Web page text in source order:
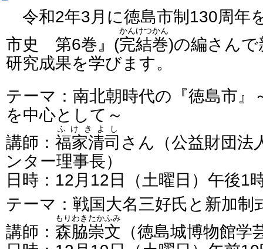
令和2年3月に徳島市制130周年
市史 第6巻』(完結巻
かんけつかん
)の編さん
研究成果を学びます。
テーマ：南北朝時代の『徳島市』
を中心として～
講師： 福家清司
ふけきよし
さん（公益財団法
ンター理事長）
日時：12月12日（土曜日）午後1
テーマ：戦国大名三好氏と新加制
講師： 森脇崇文
もりわきたかふみ
（徳島城博物館学